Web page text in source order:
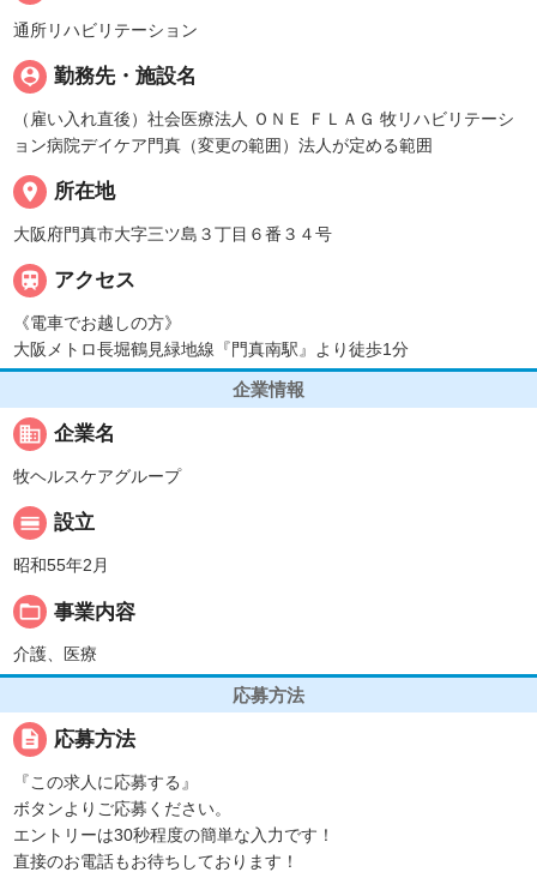
通所リハビリテーション
person_pin 勤務先・施設名
（雇い入れ直後）社会医療法人 ＯＮＥ ＦＬＡＧ 牧リハビリテーシ
ョン病院デイケア門真（変更の範囲）法人が定める範囲
place 所在地
大阪府門真市大字三ツ島３丁目６番３４号
 アクセス
《電車でお越しの方》
大阪メトロ長堀鶴見緑地線『門真南駅』より徒歩1分
企業情報
business 企業名
牧ヘルスケアグループ
calendar_view_day 設立
昭和55年2月
folder_open 事業内容
介護、医療
応募方法
description 応募方法
『この求人に応募する』
ボタンよりご応募ください。
エントリーは30秒程度の簡単な入力です！
直接のお電話もお待ちしております！